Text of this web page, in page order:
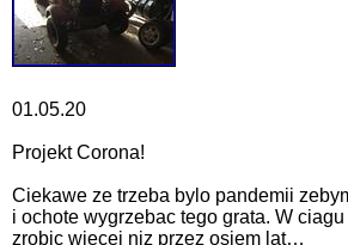
01.05.20
Projekt Corona!
Ciekawe ze trzeba bylo pandemii
i ochote wygrzebac tego grata. W
zrobic wiecej niz przez osiem lat…